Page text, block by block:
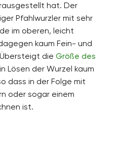
hat. Der
Pfahlwurzler mit sehr
im oberen, leicht
kaum Fein- und
die Größe des
Lösen der Wurzel kaum
dass in der Folge mit
oder sogar einem
ist.